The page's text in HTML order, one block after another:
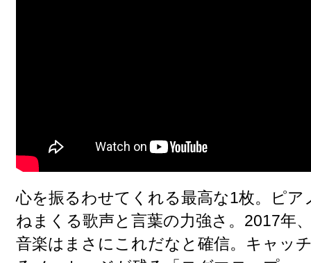
心を振るわせてくれる最高な1枚。ピ
ねまくる歌声と言葉の力強さ。2017年
音楽はまさにこれだなと確信。キャッ